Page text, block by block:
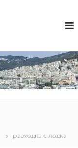
разходка с лодка